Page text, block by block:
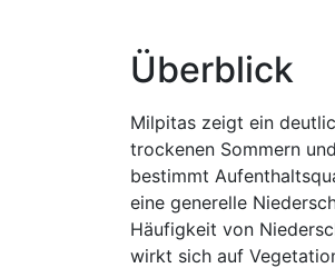
Überblick
Milpitas zeigt ein
trockenen Sommern
bestimmt
eine generelle
Häufigkeit von
wirkt sich auf